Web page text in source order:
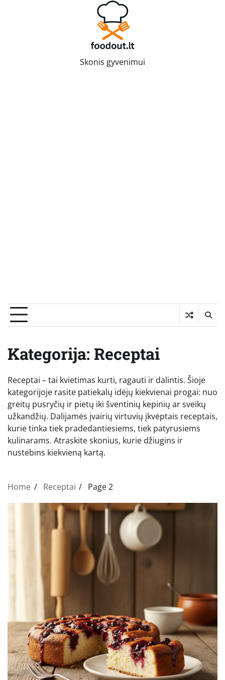
Skonis gyvenimui
Kategorija: Receptai
Receptai – tai kvietimas kurti, ragauti ir dalintis. Šioje
kategorijoje rasite patiekalų idėjų kiekvienai progai: nuo
greitų pusryčių ir pietų iki šventinių kepinių ar sveikų
užkandžių. Dalijamės įvairių virtuvių įkvėptais receptais,
kurie tinka tiek pradedantiesiems, tiek patyrusiems
kulinarams. Atraskite skonius, kurie džiugins ir
nustebins kiekvieną kartą.
Home Receptai Page 2